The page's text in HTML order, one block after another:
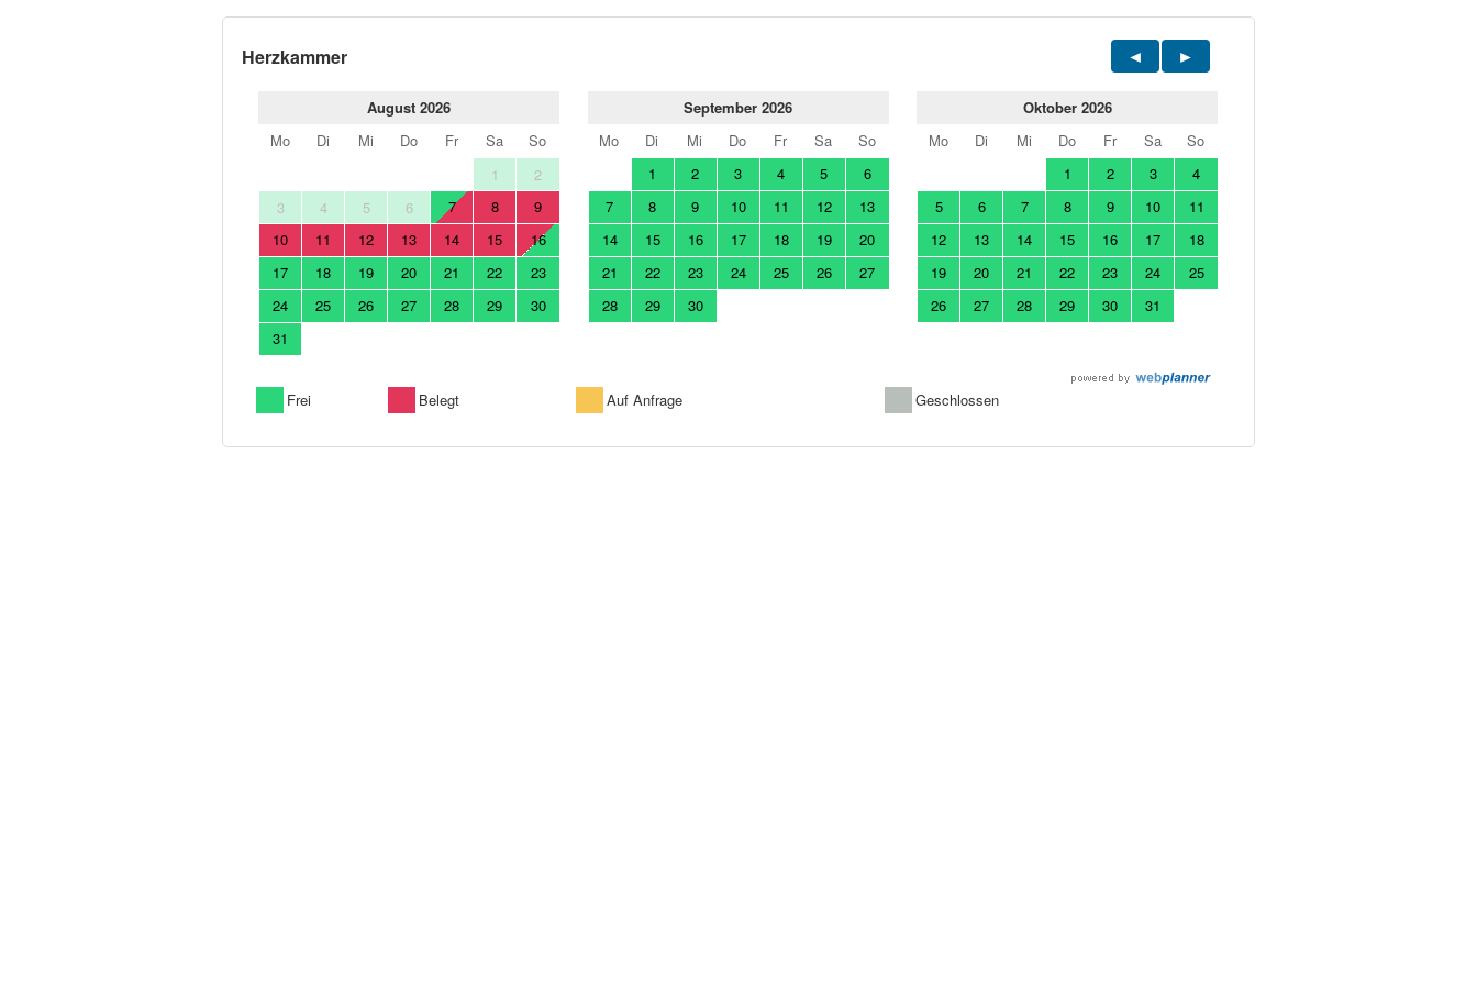
Herzkammer
August 2026
Mo
Di Mi Do Fr Sa
So
1
2
3
4 5 6 7 8
9
10
11 12 13 14 15
16
17
18 19 20 21 22
23
24
25 26 27 28 29
30
31
September 2026
Mo
Di Mi Do Fr Sa
So
1
2 3 4 5
6
7
8 9 10 11 12
13
14
15 16 17 18 19
20
21
22 23 24 25 26
27
28
29 30
Oktober 2026
Mo
Di Mi Do Fr Sa
So
1
2 3
4
5
6 7 8 9 10
11
12
13 14 15 16 17
18
19
20 21 22 23 24
25
26
27 28 29 30 31
Frei Belegt Auf Anfrage Geschlossen